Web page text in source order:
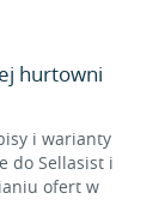
hurtowni
i warianty
do Sellasist i
ofert w